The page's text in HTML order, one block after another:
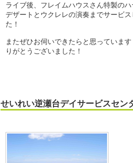
ライブ後、フレイムハウスさん特製の
デザートとウクレレの演奏までサービ
た！
またぜひお伺いできたらと思っていま
りがとうございました！
せいれい逆瀬台デイサービスセン